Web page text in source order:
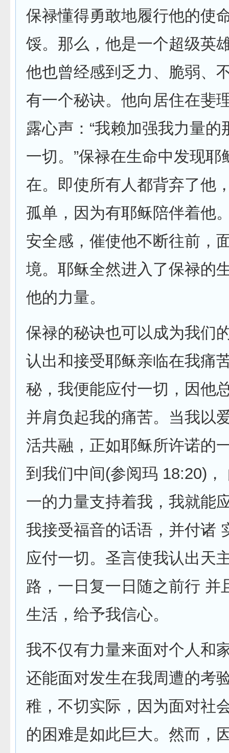
保禄懂得勇敢地履行他的使
馁。那么，他是一个超级英
他也曾经感到乏力、脆弱、
有一个秘诀。他向居住在斐
露心声：“我赖加强我力量的
一切。”保禄在生命中发现耶
在。即使所有人都背弃了他
孤单，因为有耶稣陪伴着他
安全感，催使他不断往前，
境。耶稣全然进入了保禄的
他的力量。
保禄的秘诀也可以成为我们
认出和接受耶稣亲临在我痛
秘，我便能应付一切，因他
并肩负起我的痛苦。当我以
活共融，正如耶稣所许诺的
到我们中间(参阅玛 18:20)，
一的力量支持着我，我就能
我接受福音的话语，并付诸
应付一切。圣言使我认出天
路，一日复一日随之前行 并
生活，给予我信心。
我不仅有力量来面对个人和
还能面对发生在我周遭的考
稚，不切实际，因为面对社
的困难是如此巨大。然而，